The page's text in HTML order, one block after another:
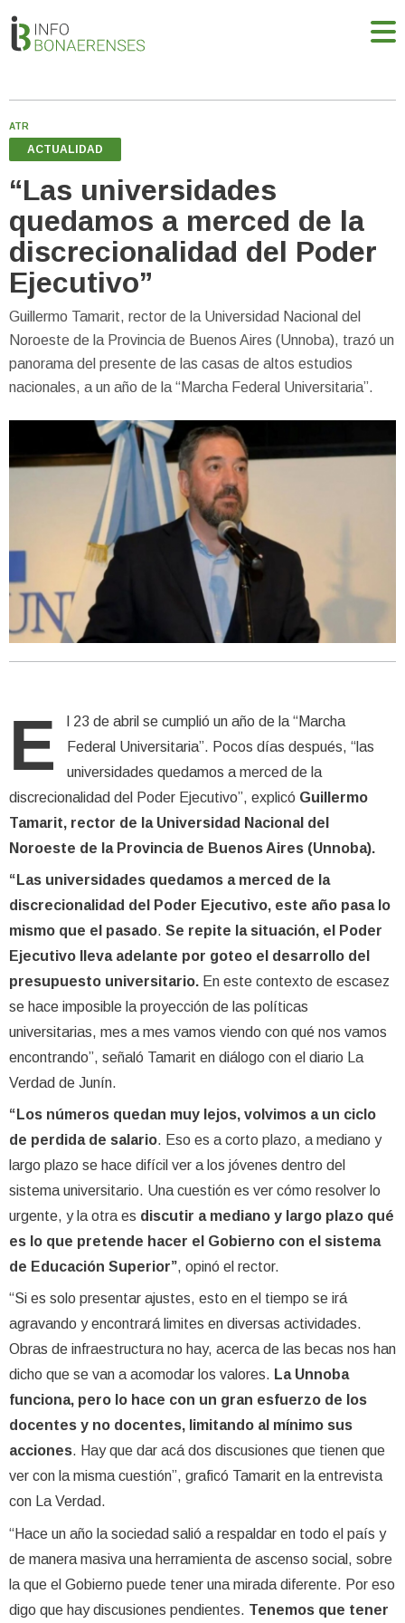
ATR
ACTUALIDAD
“Las universidades
quedamos a merced de la
discrecionalidad del Poder
Ejecutivo”
Guillermo Tamarit, rector de la Universidad Nacional del
Noroeste de la Provincia de Buenos Aires (Unnoba), trazó un
panorama del presente de las casas de altos estudios
nacionales, a un año de la “Marcha Federal Universitaria”.
E
l 23 de abril se cumplió un año de la “Marcha
Federal Universitaria”. Pocos días después, “las
universidades quedamos a merced de la
discrecionalidad del Poder Ejecutivo”, explicó Guillermo
Tamarit, rector de la Universidad Nacional del
Noroeste de la Provincia de Buenos Aires (Unnoba).
“Las universidades quedamos a merced de la
discrecionalidad del Poder Ejecutivo, este año pasa lo
mismo que el pasado. Se repite la situación, el Poder
Ejecutivo lleva adelante por goteo el desarrollo del
presupuesto universitario. En este contexto de escasez
se hace imposible la proyección de las políticas
universitarias, mes a mes vamos viendo con qué nos vamos
encontrando”, señaló Tamarit en diálogo con el diario La
Verdad de Junín.
“Los números quedan muy lejos, volvimos a un ciclo
de perdida de salario. Eso es a corto plazo, a mediano y
largo plazo se hace difícil ver a los jóvenes dentro del
sistema universitario. Una cuestión es ver cómo resolver lo
urgente, y la otra es discutir a mediano y largo plazo qué
es lo que pretende hacer el Gobierno con el sistema
de Educación Superior”, opinó el rector.
“Si es solo presentar ajustes, esto en el tiempo se irá
agravando y encontrará limites en diversas actividades.
Obras de infraestructura no hay, acerca de las becas nos han
dicho que se van a acomodar los valores. La Unnoba
funciona, pero lo hace con un gran esfuerzo de los
docentes y no docentes, limitando al mínimo sus
acciones. Hay que dar acá dos discusiones que tienen que
ver con la misma cuestión”, graficó Tamarit en la entrevista
con La Verdad.
“Hace un año la sociedad salió a respaldar en todo el país y
de manera masiva una herramienta de ascenso social, sobre
la que el Gobierno puede tener una mirada diferente. Por eso
digo que hay discusiones pendientes. Tenemos que tener